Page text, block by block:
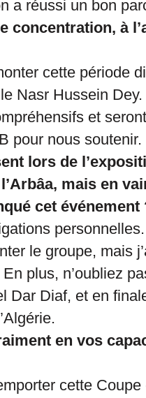
a réussi un bon
concentration, à
cette période
Nasr Hussein Dey.
et
pour nous soutenir.
lors de
mais en
cet événement
le groupe, mais
plus, n’oubliez
Dar Diaf, et en
en vos
cette Coupe